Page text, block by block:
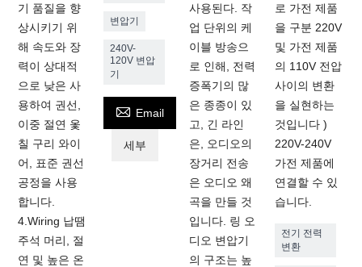
기 품질을 향
상시키기 위
해 속도와 장
력이 상대적
으로 낮은 사
용하여 권선,
이중 절연 옻
칠 구리 와이
어, 표준 권선
공정을 사용
합니다.
4.Wiring 납땜
주석 머리, 절
연 및 높은 온
변압기
240V-
120V 변압
기
 Email
세부
사용된다. 작
업 단위의 케
이블 방송으
로 인해, 전력
증폭기의 많
은 종종이 있
고, 긴 라인
은, 오디오의
장거리 전송
은 오디오 왜
곡을 만들 것
입니다. 링 오
디오 변압기
의 구조는 높
로 가전 제품
을 구분 220V
및 가전 제품
의 110V 전압
사이의 변환
을 실현하는
것입니다 )
220V-240V
가전 제품에
연결할 수 있
습니다.
전기 전력
변환